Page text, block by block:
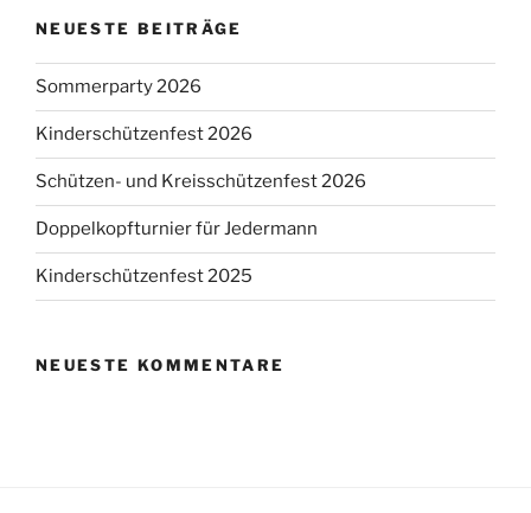
NEUESTE BEITRÄGE
Sommerparty 2026
Kinderschützenfest 2026
Schützen- und Kreisschützenfest 2026
Doppelkopfturnier für Jedermann
Kinderschützenfest 2025
NEUESTE KOMMENTARE